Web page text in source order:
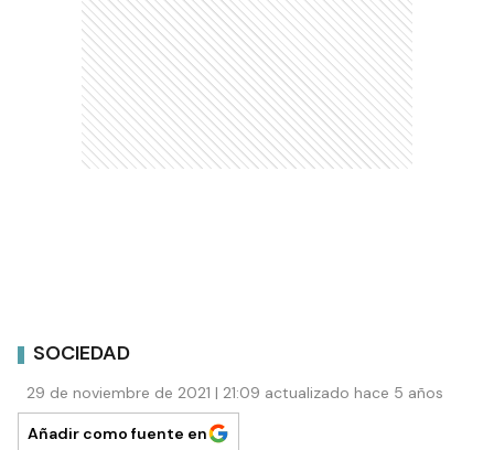
SOCIEDAD
29 de noviembre de 2021 | 21:09 actualizado hace 5 años
Añadir como fuente en